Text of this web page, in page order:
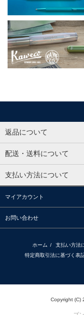
返品について
配送・送料について
支払い方法について
マイアカウント
お問い合わせ
ホーム / 支払い方法
特定商取引法に基づく表
Copyright (C)